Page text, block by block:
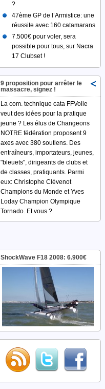
?
47ème GP de l’Armistice: une
réussite avec 160 catamarans
7.500€ pour voler, sera
possible pour tous, sur Nacra
17 Clubset !
9 proposition pour arrêter le
massacre, signez !
La com. technique cata FFVoile
veut des idées pour la pratique
jeune ? Les élus de Changeons
NOTRE fédération proposent 9
axes avec 380 soutiens. Des
entraîneurs, importateurs, jeunes,
"bleuets", dirigeants de clubs et
de classes, pratiquants. Parmi
eux: Christophe Clévenot
Champions du Monde et Yves
Loday Champion Olympique
Tornado. Et vous ?
ShockWave F18 2008: 6.900€